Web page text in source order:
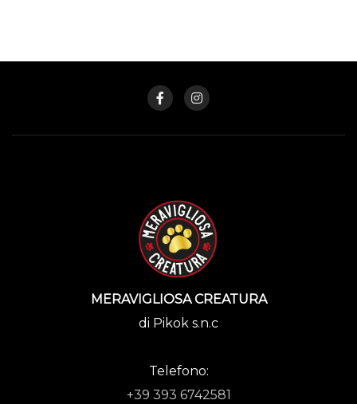
MERAVIGLIOSA CREATURA
di Pikok s.n.c
Telefono:
+39 393 6742581